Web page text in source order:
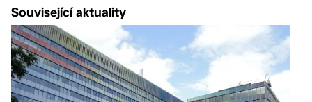
Související aktuality